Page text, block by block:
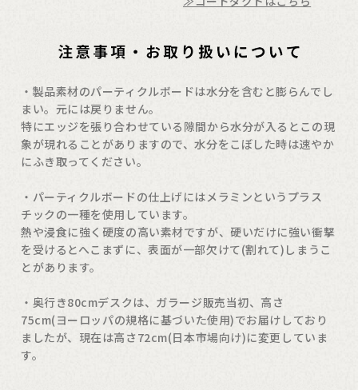
・製品素材のパーティクルボードは水分を含むと膨らんでし
まい。元には戻りません。
特にエッジを張り合わせている隙間から水分が入るとこの現
象が現れることがありますので、水分をこぼした時は速やか
にふき取ってください。
・パーティクルボードの仕上げにはメラミンというプラス
チックの一種を使用しています。
熱や浸食に強く硬度の高い素材ですが、硬いだけに強い衝撃
を受けるとへこまずに、表面が一部欠けて(割れて)しまうこ
とがあります。
・奥行き80cmデスクは、ガラージ販売当初、高さ
75cm(ヨーロッパの規格に基づいた使用)でお届けしており
ましたが、現在は高さ72cm(日本市場向け)に変更していま
す。